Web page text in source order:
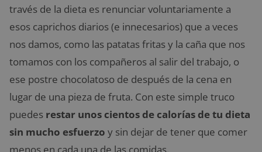
través de la dieta es renunciar voluntariamente a
esos caprichos diarios (e innecesarios) que a veces
nos damos, como las patatas fritas y la caña que nos
tomamos con los compañeros al salir del trabajo, o
ese postre chocolatoso de después de la cena en
lugar de una pieza de fruta. Con este simple truco
puedes restar unos cientos de calorías de tu dieta
sin mucho esfuerzo y sin dejar de tener que comer